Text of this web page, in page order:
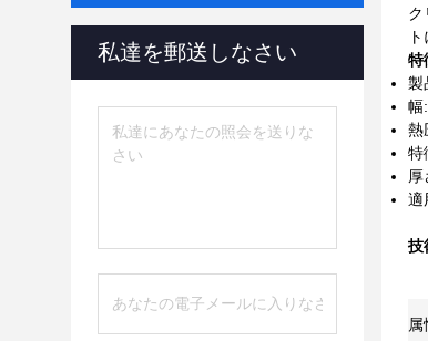
私達を郵送しなさい
ク
特
製
幅
熱
特
厚
適
技
属